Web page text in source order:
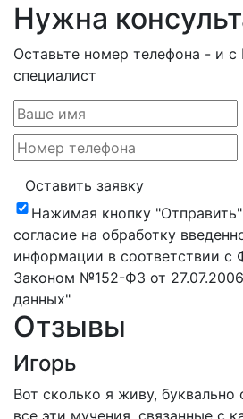
Нужна
Оставьте номер телефона - и
специалист
Оставить заявку
Нажимая кнопку
согласие на обработку
информации в соответствии с
Законом №152-ФЗ от
данных"
Отзывы
Игорь
Вот сколько я живу,